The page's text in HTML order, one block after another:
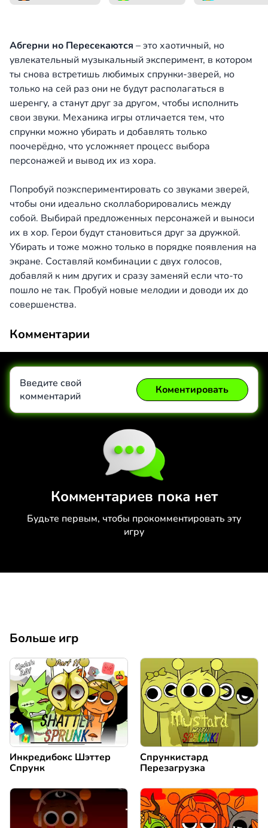
Абгерни но Пересекаются – это хаотичный, но
увлекательный музыкальный эксперимент, в котором
ты снова встретишь любимых спрунки-зверей, но
только на сей раз они не будут располагаться в
шеренгу, а станут друг за другом, чтобы исполнить
свои звуки. Механика игры отличается тем, что
спрунки можно убирать и добавлять только
поочерёдно, что усложняет процесс выбора
персонажей и вывод их из хора.
Попробуй поэкспериментировать со звуками зверей,
чтобы они идеально сколлаборировались между
собой. Выбирай предложенных персонажей и выноси
их в хор. Герои будут становиться друг за дружкой.
Убирать и тоже можно только в порядке появления на
экране. Составляй комбинации с двух голосов,
добавляй к ним других и сразу заменяй если что-то
пошло не так. Пробуй новые мелодии и доводи их до
совершенства.
Комментарии
Комментариев пока нет
Будьте первым, чтобы прокомментировать эту
игру
Введите свой
комментарий
Коментировать
Коментировать
Больше игр
Инкредибокс Шэттер
Спрунк
Спрункистард
Перезагрузка